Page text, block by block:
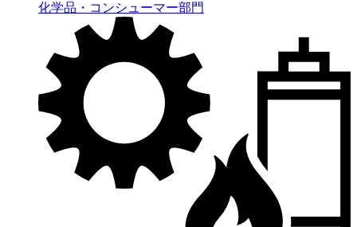
化学品・コンシューマー部門